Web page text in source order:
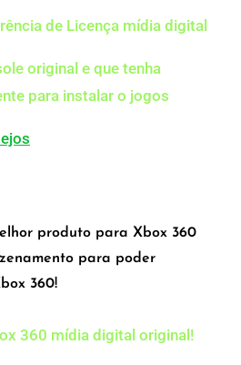
de Licença mídia digital
original e que tenha
para instalar o jogos
produto para Xbox 360
para poder
360!
360 mídia digital original!